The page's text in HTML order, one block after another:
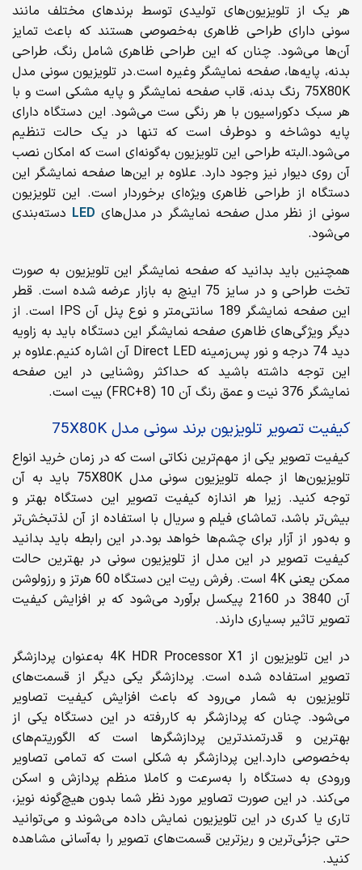
هر یک از تلویزیون‌های تولیدی توسط برندهای مختلف مانند
سونی دارای طراحی ظاهری به‌خصوصی هستند که باعث تمایز
آن‌ها می‌شود. چنان که این طراحی ظاهری شامل رنگ، طراحی
بدنه، پایه‌ها، صفحه نمایشگر وغیره است.در تلویزیون سونی مدل
75X80K رنگ بدنه، قاب صفحه نمایشگر و پایه مشکی است و با
هر سبک دکوراسیون با هر رنگی ست می‌شود. این دستگاه دارای
پایه دوشاخه و دوطرف است که تنها در یک حالت تنظیم
می‌شود.البته طراحی این تلویزیون به‌گونه‌ای است که امکان نصب
آن روی دیوار نیز وجود دارد. علاوه بر این‌ها صفحه نمایشگر این
دستگاه از طراحی ظاهری ویژه‌ای برخوردار است. این تلویزیون
سونی از نظر مدل صفحه نمایشگر در مدل‌های LED دسته‌بندی
می‌شود.
همچنین باید بدانید که صفحه نمایشگر این تلویزیون به صورت
تخت طراحی و در سایز 75 اینچ به بازار عرضه شده است. قطر
این صفحه نمایشگر 189 سانتی‌متر و نوع پنل آن IPS است. از
دیگر ویژگی‌های ظاهری صفحه نمایشگر این دستگاه باید به زاویه
دید 74 درجه و نور پس‌زمینه Direct LED آن اشاره کنیم.علاوه بر
این توجه داشته باشید که حداکثر روشنایی در این صفحه
نمایشگر 376 نیت و عمق رنگ آن 10 (8+FRC) بیت است.
کیفیت تصویر تلویزیون برند سونی مدل 75X80K
کیفیت تصویر یکی از مهم‌ترین نکاتی است که در زمان خرید انواع
تلویزیون‌ها از جمله تلویزیون سونی مدل 75X80K باید به آن
توجه کنید. زیرا هر اندازه کیفیت تصویر این دستگاه بهتر و
بیش‌تر باشد، تماشای فیلم و سریال با استفاده از آن لذتبخش‌تر
و به‌دور از آزار برای چشم‌ها خواهد بود.در این رابطه باید بدانید
کیفیت تصویر در این مدل از تلویزیون سونی در بهترین حالت
ممکن یعنی 4K است. رفرش ریت این دستگاه 60 هرتز و رزولوشن
آن 3840 در 2160 پیکسل برآورد می‌شود که بر افزایش کیفیت
تصویر تاثیر بسیاری دارند.
در این تلویزیون از 4K HDR Processor X1 به‌عنوان پردازشگر
تصویر استفاده شده است. پردازشگر یکی دیگر از قسمت‌های
تلویزیون به شمار می‌رود که باعث افزایش کیفیت تصاویر
می‌شود. چنان که پردازشگر به کاررفته در این دستگاه یکی از
بهترین و قدرتمندترین پردازشگرها است که الگوریتم‌های‌
به‌خصوصی دارد.این پردازشگر به‌ شکلی است که تمامی تصاویر
ورودی به دستگاه را به‌سرعت و کاملا منظم پردازش و اسکن
می‌کند. در این صورت تصاویر مورد نظر شما بدون هیچ‌گونه نویز،
تاری یا کدری در این تلویزیون نمایش داده می‌شوند و می‌توانید
حتی جزئی‌ترین و ریزترین قسمت‌های تصویر را به‌آسانی مشاهده
کنید.